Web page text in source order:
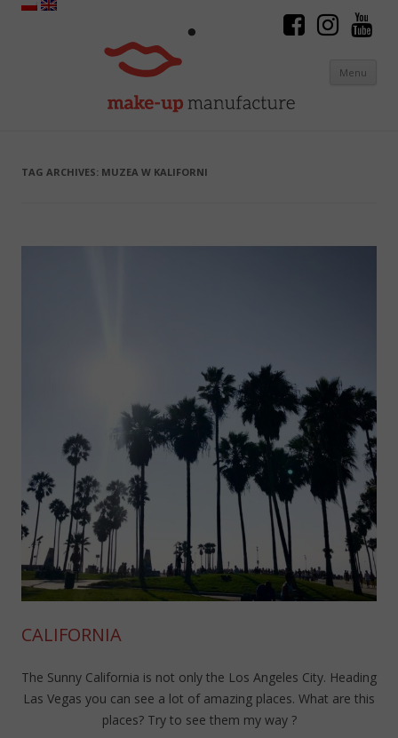
Menu
TAG ARCHIVES: MUZEA W KALIFORNI
CALIFORNIA
The Sunny California is not only the Los Angeles City. Heading
Las Vegas you can see a lot of amazing places. What are this
places? Try to see them my way ?